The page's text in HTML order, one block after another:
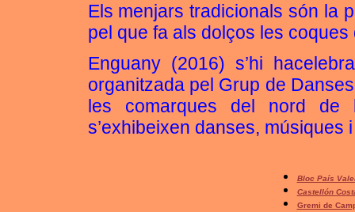
Els menjars tradicionals són la
pel que fa als dolços les coques
Enguany (2016) s’hi
organitzada pel Grup de
les comarques del nord
s’exhibeixen danses, músiques
Bloc País
Castellón
Gremi de